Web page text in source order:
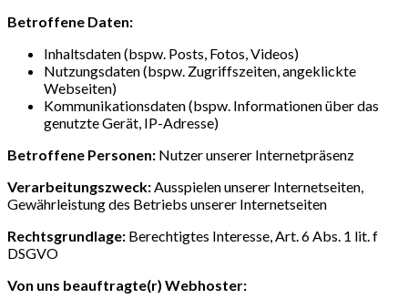
Betroffene Daten:
Inhaltsdaten (bspw. Posts, Fotos, Videos)
Nutzungsdaten (bspw. Zugriffszeiten, angeklickte
Webseiten)
Kommunikationsdaten (bspw. Informationen über das
genutzte Gerät, IP-Adresse)
Betroffene Personen: Nutzer unserer Internetpräsenz
Verarbeitungszweck:Ausspielen unserer Internetseiten,
Gewährleistung des Betriebs unserer Internetseiten
Rechtsgrundlage: Berechtigtes Interesse, Art. 6 Abs. 1 lit. f
DSGVO
Von uns beauftragte(r) Webhoster: